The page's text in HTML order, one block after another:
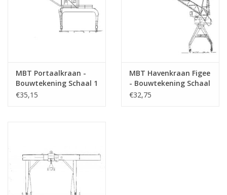
MBT Portaalkraan -
Bouwtekening Schaal 1
: 45 (30.09.017)
€35,15
MBT Havenkraan Figee
- Bouwtekening Schaal
1 : 87 (30.09.019)
€32,75